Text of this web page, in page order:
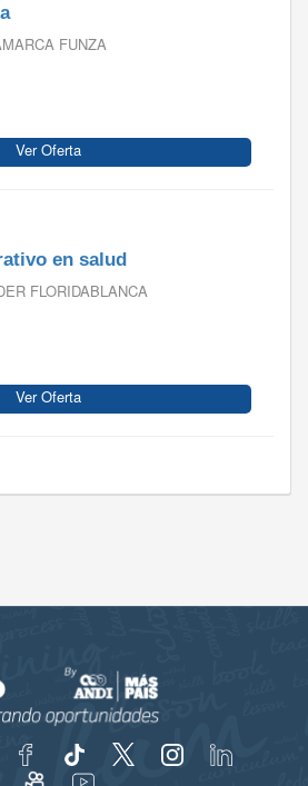
FUNZA
Ver Oferta
en salud
FLORIDABLANCA
Ver Oferta